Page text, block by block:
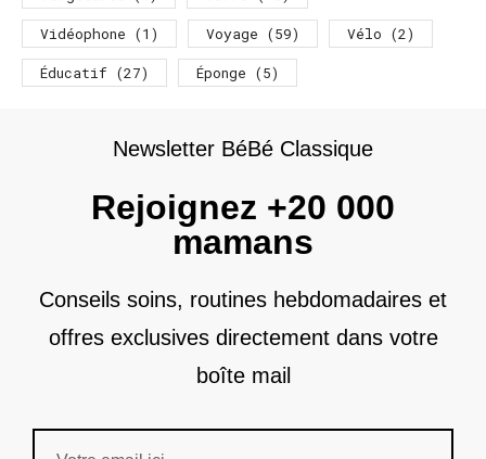
Vidéophone (1) Voyage (59) Vélo (2)
Éducatif (27) Éponge (5)
Newsletter BéBé Classique
Rejoignez +20 000
mamans
Conseils soins, routines hebdomadaires et
offres exclusives directement dans votre
boîte mail